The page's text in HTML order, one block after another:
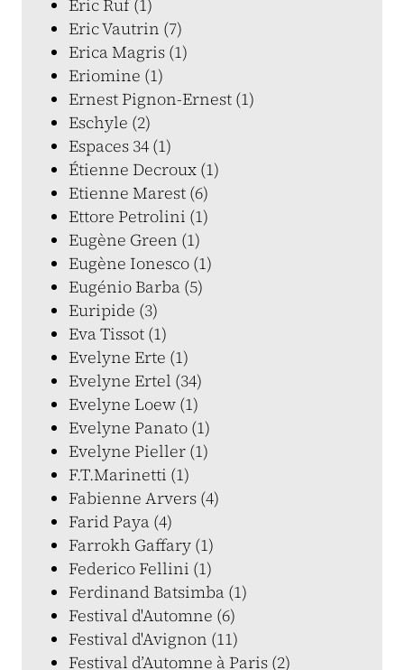
Eric Ruf (1)
Eric Vautrin (7)
Erica Magris (1)
Eriomine (1)
Ernest Pignon-Ernest (1)
Eschyle (2)
Espaces 34 (1)
Étienne Decroux (1)
Etienne Marest (6)
Ettore Petrolini (1)
Eugène Green (1)
Eugène Ionesco (1)
Eugénio Barba (5)
Euripide (3)
Eva Tissot (1)
Evelyne Erte (1)
Evelyne Ertel (34)
Evelyne Loew (1)
Evelyne Panato (1)
Evelyne Pieller (1)
F.T.Marinetti (1)
Fabienne Arvers (4)
Farid Paya (4)
Farrokh Gaffary (1)
Federico Fellini (1)
Ferdinand Batsimba (1)
Festival d'Automne (6)
Festival d'Avignon (11)
Festival d’Automne à Paris (2)